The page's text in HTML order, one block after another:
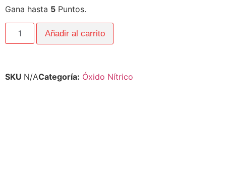
Gana hasta 5 Puntos.
Añadir al carrito
SKU N/ACategoría: Óxido Nítrico